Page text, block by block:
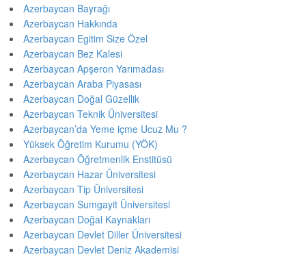
Azerbaycan Bayrağı
Azerbaycan Hakkında
Azerbaycan Egitim Size Özel
Azerbaycan Bez Kalesi
Azerbaycan Apşeron Yarımadası
Azerbaycan Araba Piyasası
Azerbaycan Doğal Güzellik
Azerbaycan Teknik Üniversitesi
Azerbaycan’da Yeme içme Ucuz Mu ?
Yüksek Öğretim Kurumu (YÖK)
Azerbaycan Öğretmenlik Enstitüsü
Azerbaycan Hazar Üniversitesi
Azerbaycan Tip Üniversitesi
Azerbaycan Sumgayit Üniversitesi
Azerbaycan Doğal Kaynakları
Azerbaycan Devlet Diller Üniversitesi
Azerbaycan Devlet Deniz Akademisi